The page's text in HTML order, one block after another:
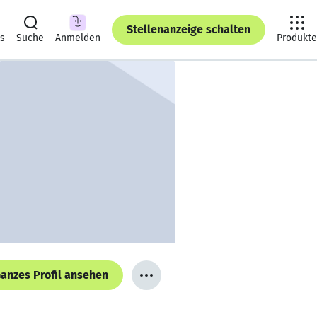
Suche Anmelden
Stellenanzeige schalten
Produkte
Profil ansehen